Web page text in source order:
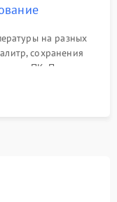
на разных
сохранения
на ПК. Проверка
качества.